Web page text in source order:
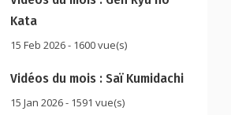
Kata
15 Feb 2026 - 1600 vue(s)
Vidéos du mois : Saï Kumidachi
15 Jan 2026 - 1591 vue(s)